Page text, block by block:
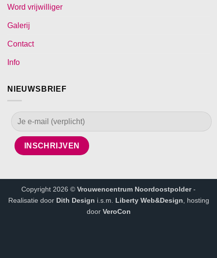
Word vrijwilliger
Galerij
Contact
Info
NIEUWSBRIEF
Copyright 2026 © Vrouwencentrum Noordoostpolder-
Realisatie door Dith Design i.s.m. Liberty Web&Design, hosting
door VeroCon